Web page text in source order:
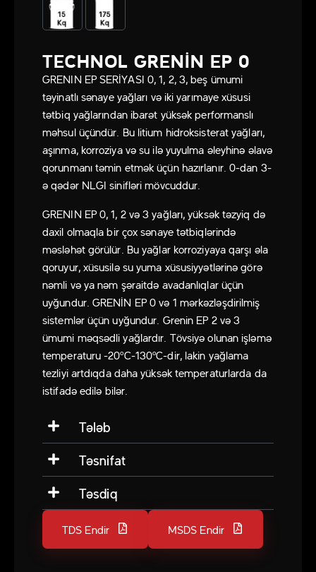
TECHNOL GRENIN EP 0
GRENIN EP SERİYASI 0, 1, 2, 3, beş ümumi
təyinatlı sənaye yağları və iki yarımaye xüsusi
tətbiq yağlarından ibarət yüksək performanslı
məhsul üçündür. Bu litium hidroksisterat yağları,
aşınma, korroziya və su ilə yuyulma əleyhinə əlavə
qorunmanı təmin etmək üçün hazırlanır. 0-dan 3-
ə qədər NLGI sinifləri mövcuddur.
GRENIN EP 0, 1, 2 və 3 yağları, yüksək təzyiq də
daxil olmaqla bir çox sənaye tətbiqlərində
məsləhət görülür. Bu yağlar korroziyaya qarşı əla
qoruyur, xüsusilə su yuma xüsusiyyətlərinə görə
nəmli və ya nəm şəraitdə avadanlıqlar üçün
uyğundur. GRENİN EP 0 və 1 mərkəzləşdirilmiş
sistemlər üçün uyğundur. Grenin EP 2 və 3
ümumi məqsədli yağlardır. Tövsiyə olunan işləmə
temperaturu -20ºC-130ºC-dir, lakin yağlama
tezliyi artdıqda daha yüksək temperaturlarda da
istifadə edilə bilər.
Tələb
Təsnifat
Təsdiq
TDS Endir MSDS Endir